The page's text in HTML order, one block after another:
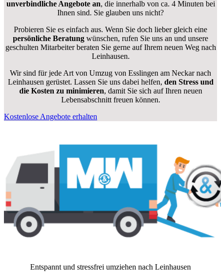
unverbindliche Angebote an, die innerhalb von ca. 4 Minuten bei
Ihnen sind. Sie glauben uns nicht?
Probieren Sie es einfach aus. Wenn Sie doch lieber gleich eine
persönliche Beratung wünschen, rufen Sie uns an und unsere
geschulten Mitarbeiter beraten Sie gerne auf Ihrem neuen Weg nach
Leinhausen.
Wir sind für jede Art von Umzug von Esslingen am Neckar nach
Leinhausen gerüstet. Lassen Sie uns dabei helfen, den Stress und
die Kosten zu minimieren, damit Sie sich auf Ihren neuen
Lebensabschnitt freuen können.
Kostenlose Angebote erhalten
Entspannt und stressfrei umziehen nach Leinhausen